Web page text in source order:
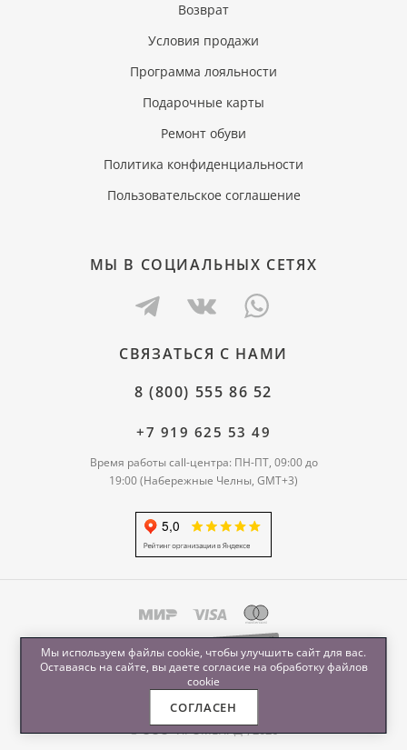
Возврат
Условия продажи
Программа лояльности
Подарочные карты
Ремонт обуви
Политика конфиденциальности
Пользовательское соглашение
МЫ В СОЦИАЛЬНЫХ СЕТЯХ
СВЯЗАТЬСЯ С НАМИ
8 (800) 555 86 52
+7 919 625 53 49
Время работы call-центра: ПН-ПТ, 09:00 до
19:00 (Набережные Челны, GMT+3)
© ООО "ПРОМЕНАД", 2026
Мы используем файлы cookie, чтобы улучшить сайт для вас.
Оставаясь на сайте, вы даете согласие на обработкуфайлов
cookie
СОГЛАСЕН